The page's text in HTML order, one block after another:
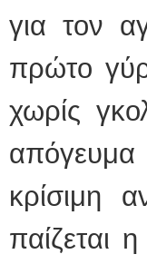
για τον
πρώτο
χωρίς
κρίσιμη
παίζεται